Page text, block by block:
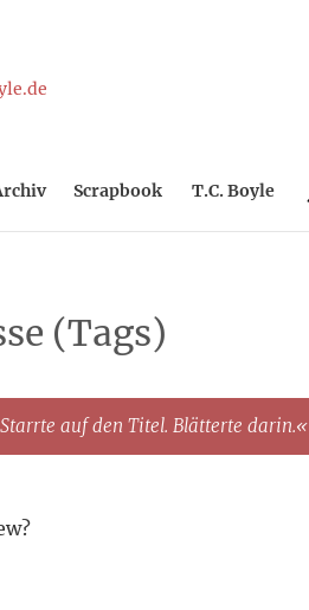
Scrapbook T.C. Boyle
(Tags)
auf den Titel. Blätterte darin.«